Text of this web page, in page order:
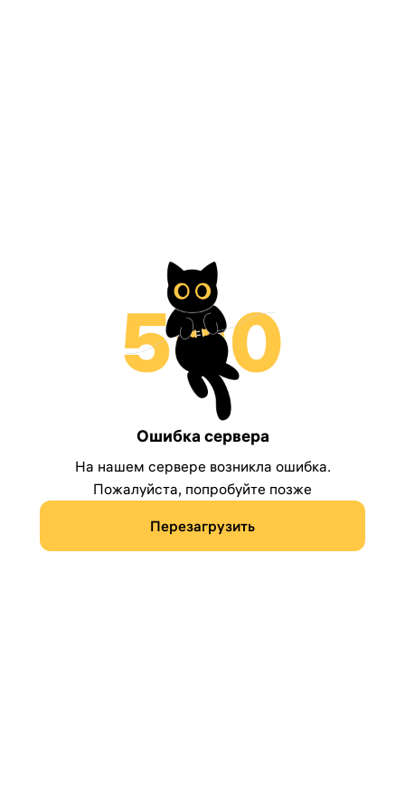
Ошибка сервера
На нашем сервере возникла ошибка.
Пожалуйста, попробуйте позже
Перезагрузить